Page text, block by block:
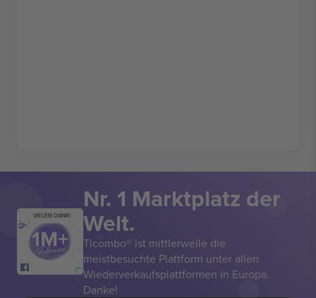
VIELEN DANK!
Nr. 1 Marktplatz der
Welt.
Ticombo® ist mittlerweile die
meistbesuchte Plattform unter allen
Wiederverkaufsplattformen in Europa.
Danke!